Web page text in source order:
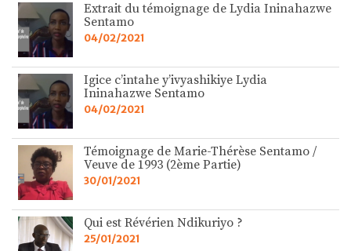
Extrait du témoignage de Lydia Ininahazwe
Sentamo
04/02/2021
Igice c’intahe y’ivyashikiye Lydia
Ininahazwe Sentamo
04/02/2021
Témoignage de Marie-Thérèse Sentamo /
Veuve de 1993 (2ème Partie)
30/01/2021
Qui est Révérien Ndikuriyo ?
25/01/2021